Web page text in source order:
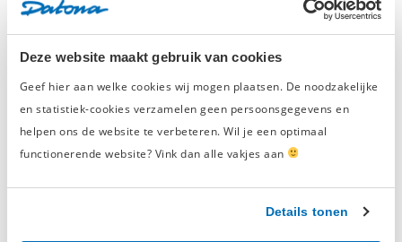
Deze website maakt gebruik van cookies
Geef hier aan welke cookies wij mogen plaatsen. De noodzakelijke
en statistiek-cookies verzamelen geen persoonsgegevens en
helpen ons de website te verbeteren. Wil je een optimaal
functionerende website? Vink dan alle vakjes aan
Details tonen
Compressie meter voor
4.25/5(31 Reviews)
€ 39,20
€ 49,-
Verwachte levertijd is20-08-2026